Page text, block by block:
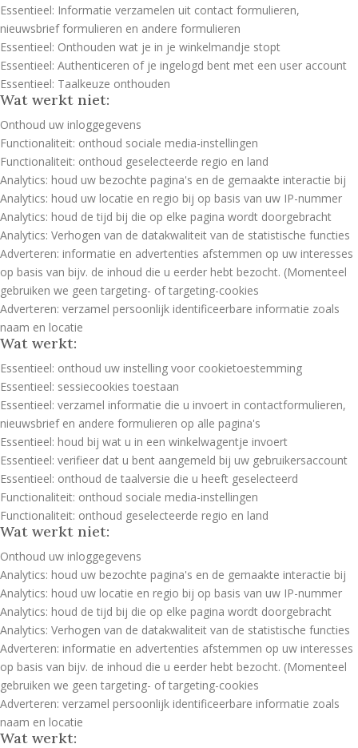
Essentieel: Informatie verzamelen uit contact formulieren,
nieuwsbrief formulieren en andere formulieren
Essentieel: Onthouden wat je in je winkelmandje stopt
Essentieel: Authenticeren of je ingelogd bent met een user account
Essentieel: Taalkeuze onthouden
Wat werkt niet:
Onthoud uw inloggegevens
Functionaliteit: onthoud sociale media-instellingen
Functionaliteit: onthoud geselecteerde regio en land
Analytics: houd uw bezochte pagina's en de gemaakte interactie bij
Analytics: houd uw locatie en regio bij op basis van uw IP-nummer
Analytics: houd de tijd bij die op elke pagina wordt doorgebracht
Analytics: Verhogen van de datakwaliteit van de statistische functies
Adverteren: informatie en advertenties afstemmen op uw interesses
op basis van bijv. de inhoud die u eerder hebt bezocht. (Momenteel
gebruiken we geen targeting- of targeting-cookies
Adverteren: verzamel persoonlijk identificeerbare informatie zoals
naam en locatie
Wat werkt:
Essentieel: onthoud uw instelling voor cookietoestemming
Essentieel: sessiecookies toestaan
Essentieel: verzamel informatie die u invoert in contactformulieren,
nieuwsbrief en andere formulieren op alle pagina's
Essentieel: houd bij wat u in een winkelwagentje invoert
Essentieel: verifieer dat u bent aangemeld bij uw gebruikersaccount
Essentieel: onthoud de taalversie die u heeft geselecteerd
Functionaliteit: onthoud sociale media-instellingen
Functionaliteit: onthoud geselecteerde regio en land
Wat werkt niet:
Onthoud uw inloggegevens
Analytics: houd uw bezochte pagina's en de gemaakte interactie bij
Analytics: houd uw locatie en regio bij op basis van uw IP-nummer
Analytics: houd de tijd bij die op elke pagina wordt doorgebracht
Analytics: Verhogen van de datakwaliteit van de statistische functies
Adverteren: informatie en advertenties afstemmen op uw interesses
op basis van bijv. de inhoud die u eerder hebt bezocht. (Momenteel
gebruiken we geen targeting- of targeting-cookies
Adverteren: verzamel persoonlijk identificeerbare informatie zoals
naam en locatie
Wat werkt: